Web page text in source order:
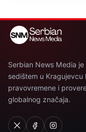
Serbian News Media
sedištem u
pravovremene i
globalnog značaja.